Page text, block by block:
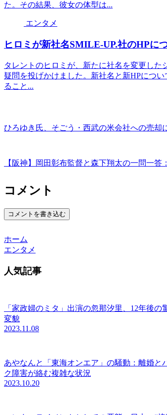
た。その結果、彼女の体型は...
エンタメ
ヒロミが新社名SMILE-UP.社のHPに
タレントのヒロミが、新たに社名を変更した
疑問を投げかけました。新社名と新HPにつ
ること...
ひろゆき氏、そごう・西武の米会社への売却
【阪神】岡田彰布監督と森下翔太の一問一
コメント
コメントを書き込む
ホーム
エンタメ
人気記事
「家政婦のミタ」出演の忽那汐里、12年後の
変貌
2023.11.08
あやなんと「東海オンエア」の騒動：離婚と
ク障害が絡む複雑な状況
2023.10.20